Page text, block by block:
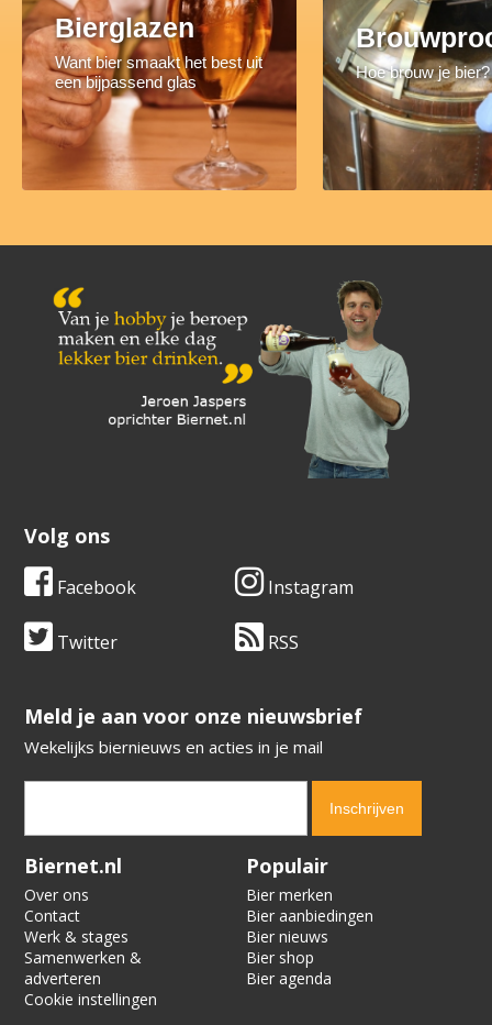
Bierglazen
Want bier smaakt het best uit
een bijpassend glas
Hoe brouw je bier?
Volg ons
Facebook Instagram
Twitter RSS
​​​​​​​Meld je aan voor onze nieuwsbrief
Wekelijks biernieuws en acties in je mail
Verification code:
Biernet.nl
Over ons
Contact
Werk & stages
Samenwerken &
adverteren
Cookie instellingen
Populair
Bier merken
Bier aanbiedingen
Bier nieuws
Bier shop
Bier agenda